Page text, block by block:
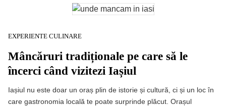
EXPERIENTE CULINARE
Mâncăruri tradiționale pe care să le
încerci când vizitezi Iașiul
Iașiul nu este doar un oraș plin de istorie și cultură, ci și un loc în
care gastronomia locală te poate surprinde plăcut. Orașul